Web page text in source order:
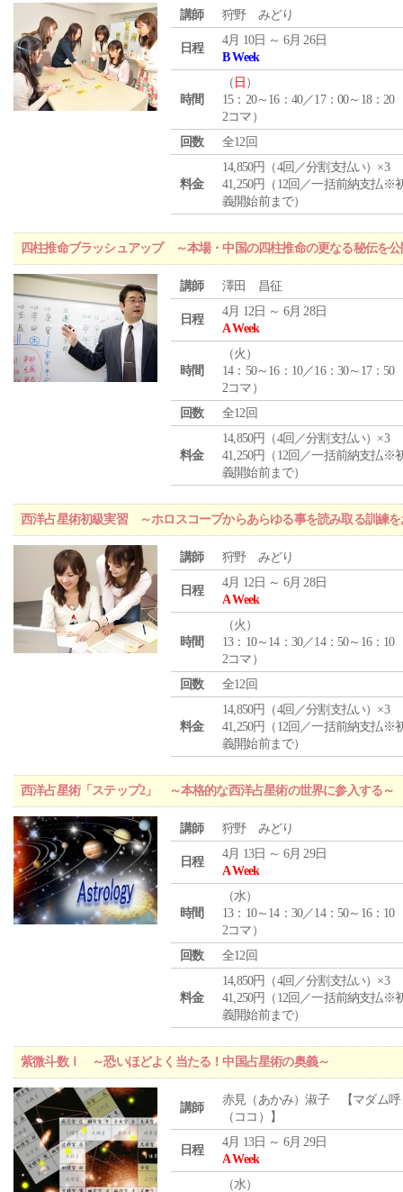
講師 狩野 みどり
日程
4月 10日 ～ 6月 26日
B Week
時間
（ 日 ）
15：20～16：40／17：00～18：20
2コマ）
回数
全12回
料金
14,850円（4回／分割支払い）×3
41,250円（12回／一括前納支払※
義開始前まで）
四柱推命ブラッシュアップ ～本場・中国の四柱推命の更なる秘伝を
講師 澤田 昌征
日程
4月 12日 ～ 6月 28日
A Week
時間
（火 ）
14：50～16：10／16：30～17：50
2コマ）
回数
全12回
料金
14,850円（4回／分割支払い）×3
41,250円（12回／一括前納支払※
義開始前まで）
西洋占星術初級実習 ～ホロスコープからあらゆる事を読み取る訓練を
講師 狩野 みどり
日程
4月 12日 ～ 6月 28日
A Week
時間
（火 ）
13：10～14：30／14：50～16：10
2コマ）
回数
全12回
料金
14,850円（4回／分割支払い）×3
41,250円（12回／一括前納支払※
義開始前まで）
西洋占星術「ステップ2」 ～本格的な西洋占星術の世界に参入する～
講師 狩野 みどり
日程
4月 13日 ～ 6月 29日
A Week
時間
（水）
13：10～14：30／14：50～16：10
2コマ）
回数
全12回
料金
14,850円（4回／分割支払い）×3
41,250円（12回／一括前納支払※
義開始前まで）
紫微斗数Ⅰ ～恐いほどよく当たる！中国占星術の奥義～
講師
赤見（あかみ）淑子 【マダム呼
（ココ）】
日程
4月 13日 ～ 6月 29日
A Week
（水）